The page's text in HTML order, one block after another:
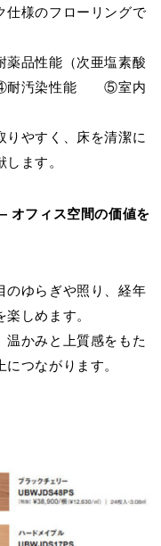
仕様のフローリングで
品性能（次亜塩素酸
④耐汚染性能 ⑤室内
りやすく、床を清潔に
ます。
フィス空間の価値を
のゆらぎや照り、経年
しめます。
温かみと上質感をもた
つながります。